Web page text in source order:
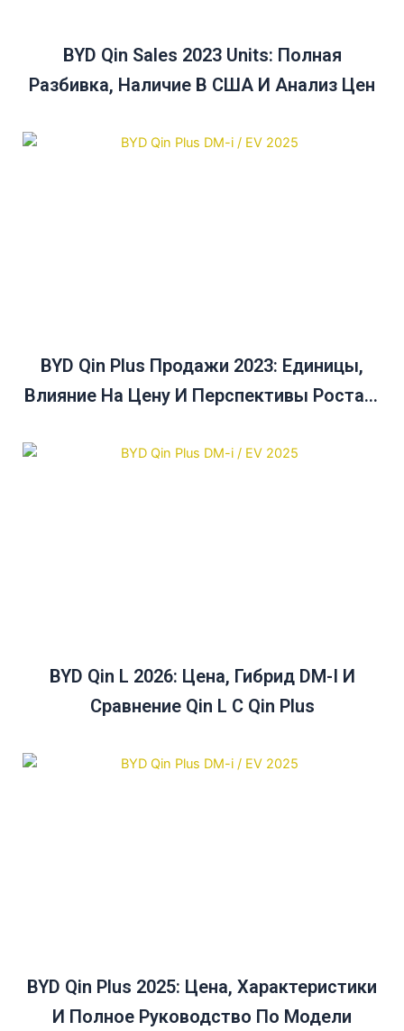
BYD Qin Sales 2023 Units: Полная
Разбивка, Наличие В США И Анализ Цен
BYD Qin Plus Продажи 2023: Единицы,
Влияние На Цену И Перспективы Роста В
BYD Qin L 2026: Цена, Гибрид DM-I И
Сравнение Qin L С Qin Plus
BYD Qin Plus 2025: Цена, Характеристики
И Полное Руководство По Модели